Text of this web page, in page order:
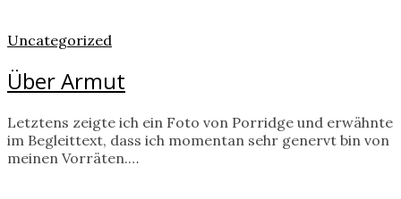
Uncategorized
Über Armut
Letztens zeigte ich ein Foto von Porridge und erwähnte
im Begleittext, dass ich momentan sehr genervt bin von
meinen Vorräten.…